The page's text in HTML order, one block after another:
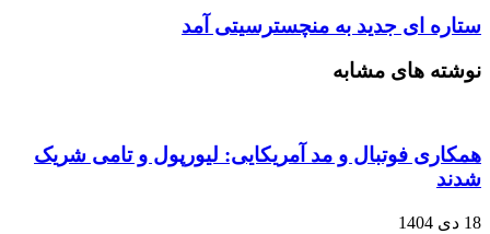
ستاره ای جدید به منچسترسیتی آمد
نوشته های مشابه
همکاری فوتبال و مد آمریکایی: لیورپول و تامی شریک
شدند
18 دی 1404